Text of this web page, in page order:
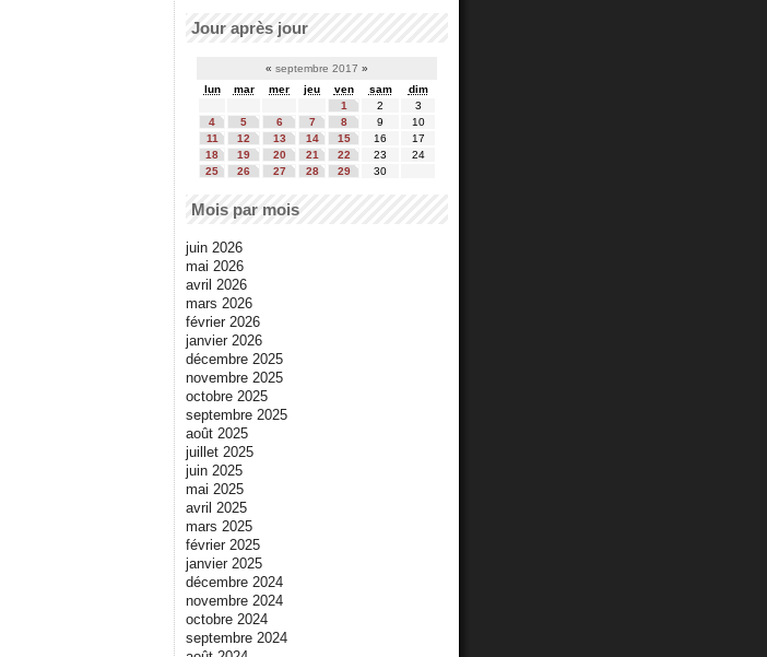
Jour après jour
« septembre 2017 »
lun
mar mer jeu ven sam
dim
1
2
3
4
5 6 7 8 9
10
11
12 13 14 15 16
17
18
19 20 21 22 23
24
25
26 27 28 29 30
Mois par mois
juin 2026
mai 2026
avril 2026
mars 2026
février 2026
janvier 2026
décembre 2025
novembre 2025
octobre 2025
septembre 2025
août 2025
juillet 2025
juin 2025
mai 2025
avril 2025
mars 2025
février 2025
janvier 2025
décembre 2024
novembre 2024
octobre 2024
septembre 2024